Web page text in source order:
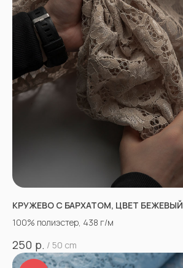
КРУЖЕВО С БАРХАТОМ, ЦВЕТ БЕЖЕВЫЙ
100% полиэстер, 438 г/м
250 р. / 50 cm